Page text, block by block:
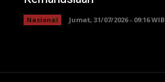
Nasional Jumat, 31/07/2026 - 09:16 WIB